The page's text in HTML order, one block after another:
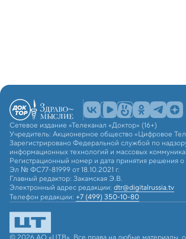
Сетевое издание «Телеканал «Доктор» (16+)
Учредитель: Акционерное общество «Цифровое
Зарегистрировано Федеральной службой по
информационных технологий и массовых
Регистрационный номер и дата принятия решения о
Эл № ФС77-81999 от 18.10.2021 г.
Главный редактор: Закамская Э.В.
Электронный адрес редакции: dtr@digitalrussia.tv
Телефон редакции: +7 (499) 350-10-80
© 2026 АО «ЦТВ». Все права на любые материалы,